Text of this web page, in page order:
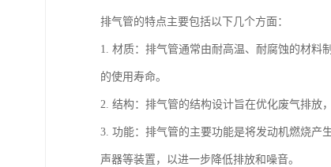
排气管的特点主要包括以下几个方面：
1. 材质：排气管通常由耐高温、耐腐蚀的材料
的使用寿命。
2. 结构：排气管的结构设计旨在优化废气排放
3. 功能：排气管的主要功能是将发动机燃烧产
声器等装置，以进一步降低排放和噪音。